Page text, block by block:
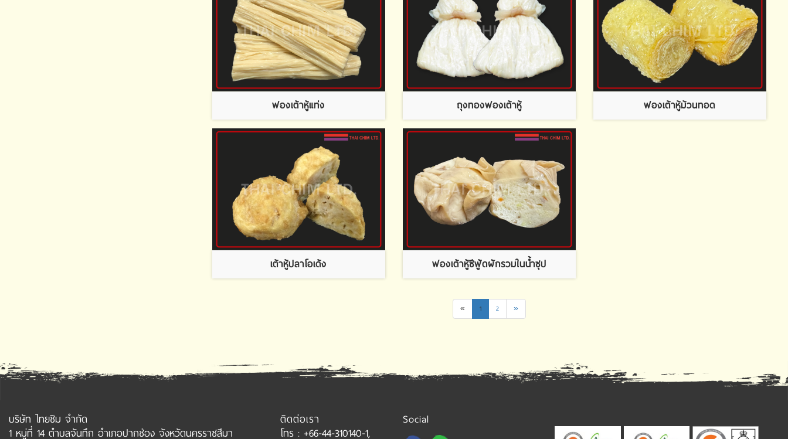
ฟองเต้าหู้แท่ง ถุงทองฟองเต้าหู้ ฟองเต้าหู้ม้วนทอด
เต้าหู้ปลาโอเด้ง ฟองเต้าหู้ซีฟู้ดผักรวมในน้ำซุป
« 1 2 »
บริษัท ไทยชิม จำกัด
1 หมู่ที่ 14 ตำบลจันทึก อำเภอปากช่อง จังหวัดนครราชสีมา
ติดต่อเรา
โทร : +66-44-310140-1,
Social